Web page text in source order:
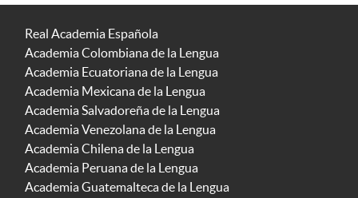
Real Academia Española
Academia Colombiana de la Lengua
Academia Ecuatoriana de la Lengua
Academia Mexicana de la Lengua
Academia Salvadoreña de la Lengua
Academia Venezolana de la Lengua
Academia Chilena de la Lengua
Academia Peruana de la Lengua
Academia Guatemalteca de la Lengua